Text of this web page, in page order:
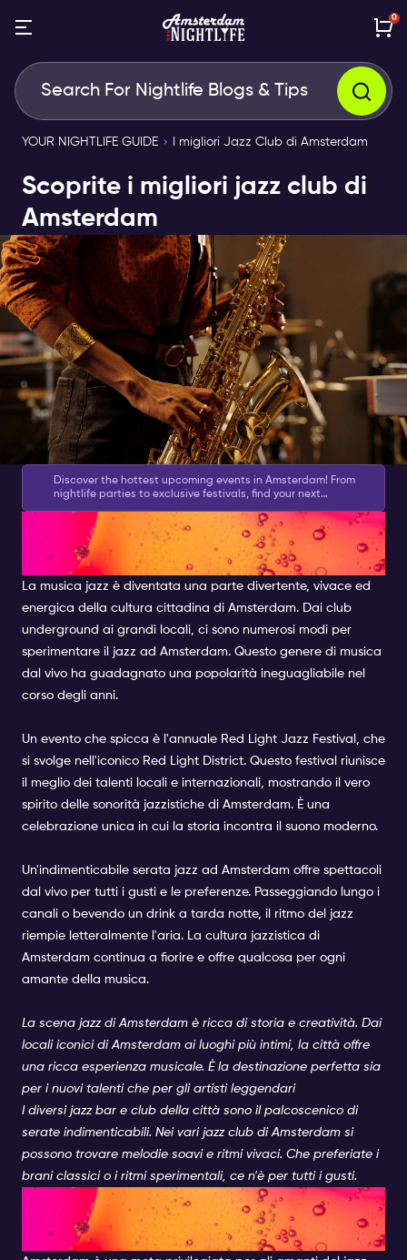
0
YOUR NIGHTLIFE GUIDE I migliori Jazz Club di Amsterdam
Scoprite i migliori jazz club di
Amsterdam
Discover the hottest upcoming events in Amsterdam! From
nightlife parties to exclusive festivals, find your next
experience. Don’t miss out—plan ahead! 👉Check the
Calendar
Scoprite i migliori jazz club di
Amsterdam
La musica jazz è diventata una parte divertente, vivace ed
energica della cultura cittadina di Amsterdam. Dai club
underground ai grandi locali, ci sono numerosi modi per
sperimentare il jazz ad Amsterdam. Questo genere di musica
dal vivo ha guadagnato una popolarità ineguagliabile nel
corso degli anni.
Un evento che spicca è l'annuale Red Light Jazz Festival, che
si svolge nell'iconico Red Light District. Questo festival riunisce
il meglio dei talenti locali e internazionali, mostrando il vero
spirito delle sonorità jazzistiche di Amsterdam. È una
celebrazione unica in cui la storia incontra il suono moderno.
Un'indimenticabile serata jazz ad Amsterdam offre spettacoli
dal vivo per tutti i gusti e le preferenze. Passeggiando lungo i
canali o bevendo un drink a tarda notte, il ritmo del jazz
riempie letteralmente l'aria. La cultura jazzistica di
Amsterdam continua a fiorire e offre qualcosa per ogni
amante della musica.
La scena jazz di Amsterdam è ricca di storia e creatività. Dai
locali iconici di Amsterdam ai luoghi più intimi, la città offre
una ricca esperienza musicale. È la destinazione perfetta sia
per i nuovi talenti che per gli artisti leggendari
I diversi jazz bar e club della città sono il palcoscenico di
serate indimenticabili. Nei vari jazz club di Amsterdam si
possono trovare melodie soavi e ritmi vivaci. Che preferiate i
brani classici o i ritmi sperimentali, ce n'è per tutti i gusti.
Live Jazz Amsterdam: Un
punto di riferimento culturale